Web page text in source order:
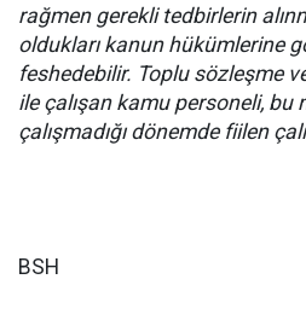
rağmen gerekli tedbirlerin
oldukları kanun hükümlerine
feshedebilir. Toplu sözleşme
ile çalışan kamu personeli, bu
çalışmadığı dönemde fiilen
BSH